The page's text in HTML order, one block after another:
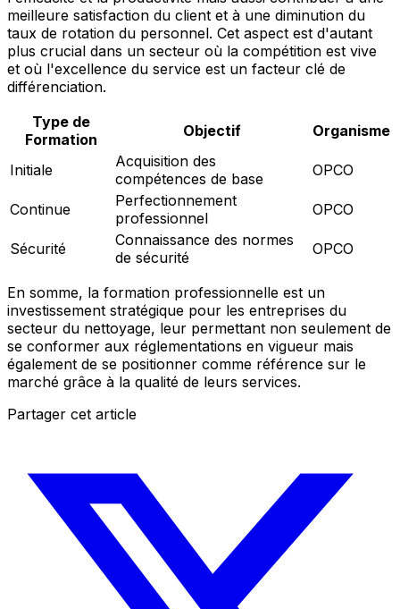
meilleure satisfaction du client et à une diminution du
taux de rotation du personnel. Cet aspect est d'autant
plus crucial dans un secteur où la compétition est vive
et où l'excellence du service est un facteur clé de
différenciation.
Type de
Formation
Objectif Organisme
Initiale
Acquisition des
compétences de base
OPCO
Continue
Perfectionnement
professionnel
OPCO
Sécurité
Connaissance des normes
de sécurité
OPCO
En somme, la formation professionnelle est un
investissement stratégique pour les entreprises du
secteur du nettoyage, leur permettant non seulement de
se conformer aux réglementations en vigueur mais
également de se positionner comme référence sur le
marché grâce à la qualité de leurs services.
Partager cet article